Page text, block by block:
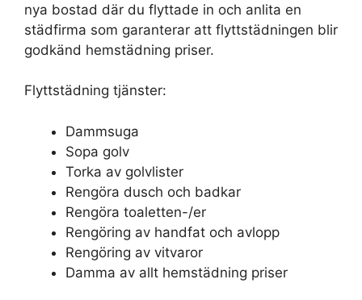
nya bostad där du flyttade in och anlita en
städfirma som garanterar att flyttstädningen blir
godkänd hemstädning priser.
Flyttstädning tjänster:
Dammsuga
Sopa golv
Torka av golvlister
Rengöra dusch och badkar
Rengöra toaletten-/er
Rengöring av handfat och avlopp
Rengöring av vitvaror
Damma av allt hemstädning priser